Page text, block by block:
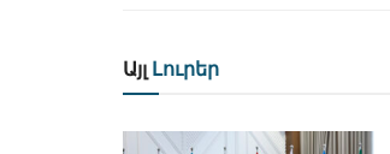
Այլ Լուրեր